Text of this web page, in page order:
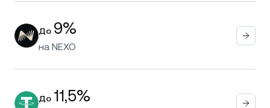
До 9%
на NEXO
До 11,5%